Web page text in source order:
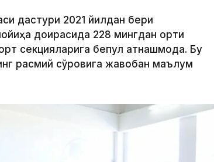
дастури 2021 йилдан бери
доирасида 228 мингдан ортиқ
секцияларига бепул қатнашмоқда. Бу
расмий сўровига жавобан маълум